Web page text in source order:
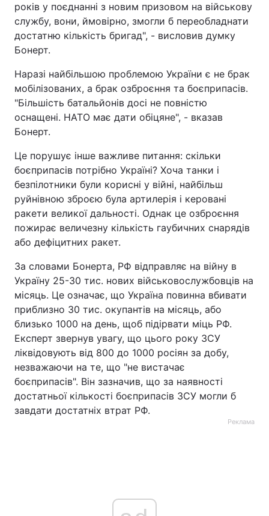
років у поєднанні з новим призовом на військову
службу, вони, ймовірно, змогли б переобладнати
достатню кількість бригад", - висловив думку
Бонерт.
Наразі найбільшою проблемою України є не брак
мобілізованих, а брак озброєння та боєприпасів.
"Більшість батальйонів досі не повністю
оснащені. НАТО має дати обіцяне", - вказав
Бонерт.
Це порушує інше важливе питання: скільки
боєприпасів потрібно Україні? Хоча танки і
безпілотники були корисні у війні, найбільш
руйнівною зброєю була артилерія і керовані
ракети великої дальності. Однак це озброєння
пожирає величезну кількість гаубичних снарядів
або дефіцитних ракет.
За словами Бонерта, РФ відправляє на війну в
Україну 25-30 тис. нових військовослужбовців на
місяць. Це означає, що Україна повинна вбивати
приблизно 30 тис. окупантів на місяць, або
близько 1000 на день, щоб підірвати міць РФ.
Експерт звернув увагу, що цього року ЗСУ
ліквідовують від 800 до 1000 росіян за добу,
незважаючи на те, що "не вистачає
боєприпасів". Він зазначив, що за наявності
достатньої кількості боєприпасів ЗСУ могли б
завдати достатніх втрат РФ.
Реклама